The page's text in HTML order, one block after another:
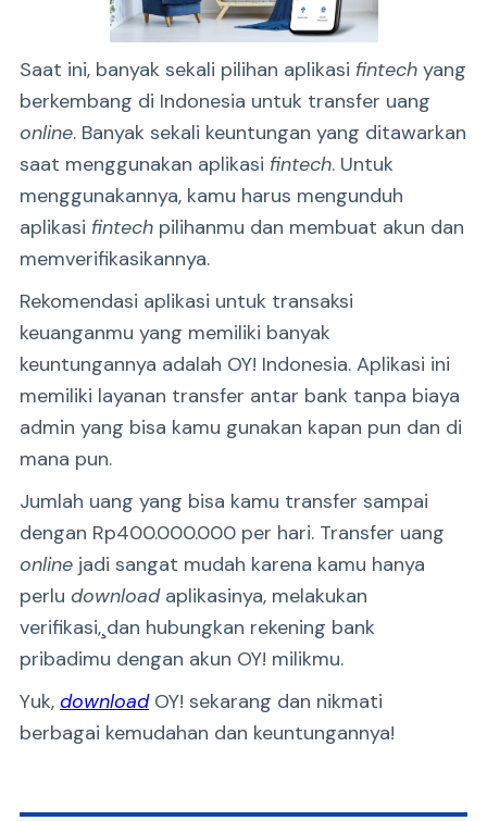
Saat ini, banyak sekali pilihan aplikasi fintech yang
berkembang di Indonesia untuk transfer uang
online. Banyak sekali keuntungan yang ditawarkan
saat menggunakan aplikasi fintech. Untuk
menggunakannya, kamu harus mengunduh
aplikasi fintech pilihanmu dan membuat akun dan
memverifikasikannya.
Rekomendasi aplikasi untuk transaksi
keuanganmu yang memiliki banyak
keuntungannya adalah OY! Indonesia. Aplikasi ini
memiliki layanan transfer antar bank tanpa biaya
admin yang bisa kamu gunakan kapan pun dan di
mana pun.
Jumlah uang yang bisa kamu transfer sampai
dengan Rp400.000.000 per hari. Transfer uang
online jadi sangat mudah karena kamu hanya
perlu download aplikasinya, melakukan
verifikasi,¸dan hubungkan rekening bank
pribadimu dengan akun OY! milikmu.
Yuk, downloadOY! sekarang dan nikmati
berbagai kemudahan dan keuntungannya!